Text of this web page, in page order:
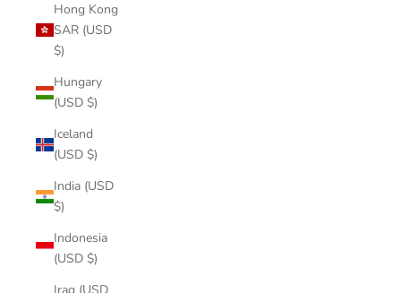
Hong Kong
SAR (USD
$)
Hungary
(USD $)
Iceland
(USD $)
India (USD
$)
Indonesia
(USD $)